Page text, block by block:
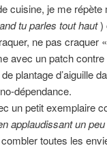
cuisine, je me répète
tu parles tout haut)
ne pas craquer
avec un patch
plantage d’aiguille
dépendance.
un petit exemplaire
applaudissant un peu
toutes les